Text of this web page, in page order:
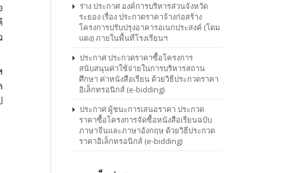
ร่าง ประกาศ องค์การบริหารส่วนจังหวัด
ระยอง เรื่อง ประกวดราคาจ้างก่อสร้าง
โครงการปรับปรุงอาคารอเนกประสงค์ (โดม
แดง) ภายในพื้นที่โรงเรียนฯ
ประกาศ ประกวดราคาซื้อโครงการ
สนับสนุนค่าใช้จ่ายในการบริหารสถาน
ศึกษา ค่าหนังสือเรียน ด้วยวิธีประกวดราคา
อิเล็กทรอนิกส์ (e-bidding)
ประกาศ ผู้ชนะการเสนอราคา ประกวด
ราคาซื้อโครงการจัดซื้อหนังสือเรียนฉบับ
ภาษาจีนและภาษาอังกฤษ ด้วยวิธีประกวด
ราคาอิเล็กทรอนิกส์ (e-bidding)